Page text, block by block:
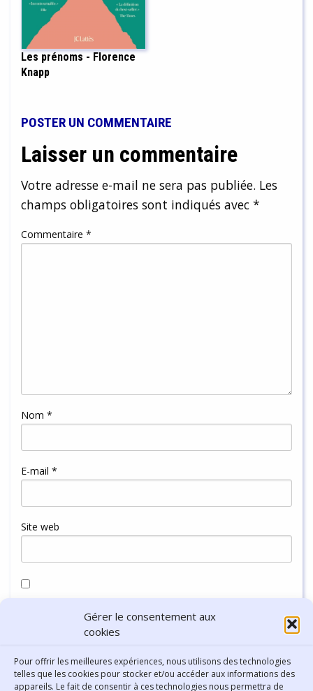
Gérer le consentement aux
cookies
Pour offrir les meilleures expériences, nous utilisons des technologies
telles que les cookies pour stocker et/ou accéder aux informations des
appareils. Le fait de consentir à ces technologies nous permettra de
Les prénoms - Florence
Knapp
POSTER UN COMMENTAIRE
Laisser un commentaire
Votre adresse e-mail ne sera pas publiée. Les
champs obligatoires sont indiqués avec *
Commentaire *
Nom *
E-mail *
Site web
navigateur pour mon prochain commentaire.